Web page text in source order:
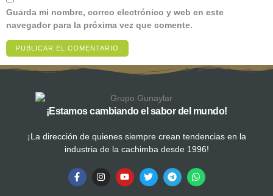
Guarda mi nombre, correo electrónico y web en este
navegador para la próxima vez que comente.
¡Estamos cambiando el sabor del mundo!
¡La dirección de quienes siempre crean tendencias en la
industria de la cachimba desde 1996!